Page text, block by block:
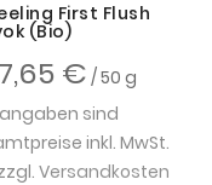
First Flush
(Bio)
7,65 € / 50 g
sind
inkl. MwSt.
Versandkosten